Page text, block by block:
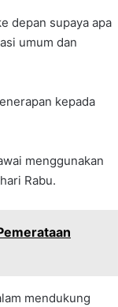
depan supaya apa
umum dan
kepada
menggunakan
Rabu.
mendukung